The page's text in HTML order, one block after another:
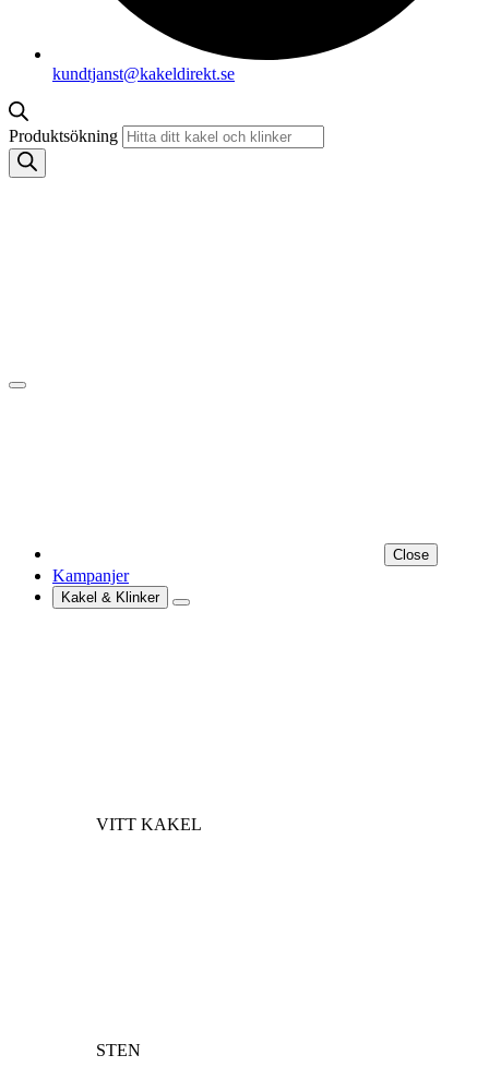
kundtjanst@kakeldirekt.se
Produktsökning
Close
Kampanjer
Kakel & Klinker
VITT KAKEL
STEN